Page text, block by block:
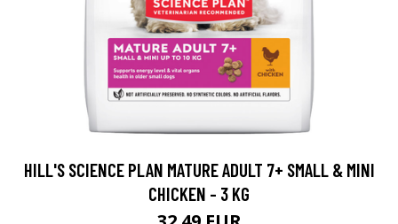
HILL'S SCIENCE PLAN MATURE ADULT 7+ SMALL & MINI
CHICKEN - 3 KG